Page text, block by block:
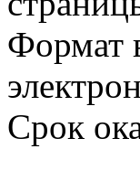
Формат
Срок